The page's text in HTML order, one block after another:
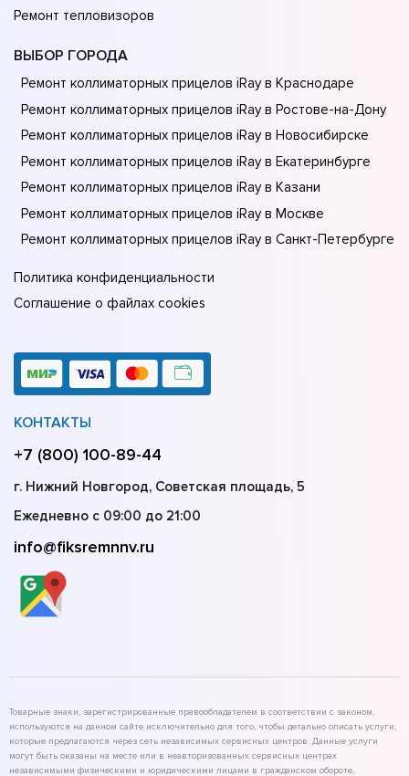
Ремонт тепловизоров
ВЫБОР ГОРОДА
Ремонт коллиматорных прицелов iRay в Краснодаре
Ремонт коллиматорных прицелов iRay в Ростове-на-Донy
Ремонт коллиматорных прицелов iRay в Новосибирске
Ремонт коллиматорных прицелов iRay в Екатеринбурге
Ремонт коллиматорных прицелов iRay в Казани
Ремонт коллиматорных прицелов iRay в Москве
Ремонт коллиматорных прицелов iRay в Санкт-Петербурге
Политика конфиденциальности
Соглашение о файлах cookies
КОНТАКТЫ
+7 (800) 100-89-44
г. Нижний Новгород, Советская площадь, 5
Ежедневно с 09:00 до 21:00
info@fiksremnnv.ru
Товарные знаки, зарегистрированные правообладателем в соответствии с законом,
используются на данном сайте исключительно для того, чтобы детально описать услуги,
которые предлагаются через сеть независимых сервисных центров. Данные услуги
могут быть оказаны на месте или в неавторизованных сервисных центрах
независимыми физическими и юридическими лицами в гражданском обороте,